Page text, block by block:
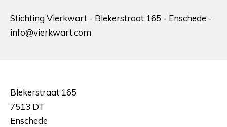
Stichting Vierkwart - Blekerstraat 165 - Enschede -
info@vierkwart.com
Blekerstraat 165
7513 DT
Enschede